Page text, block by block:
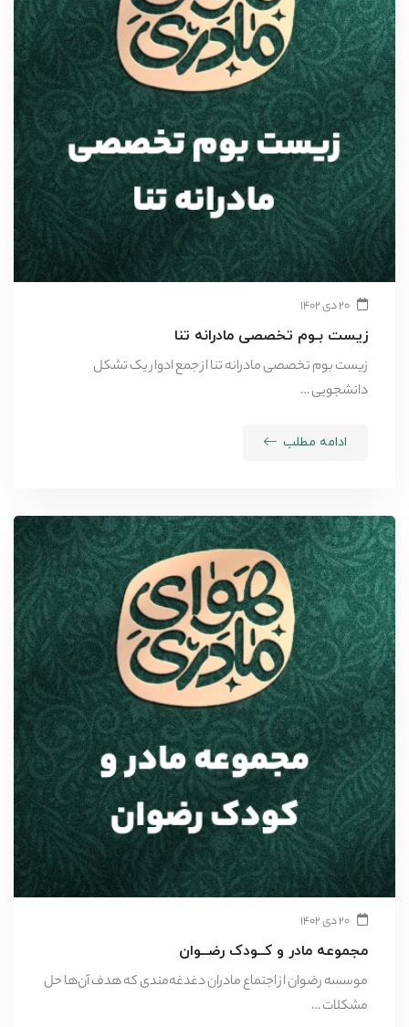
۲۰ دی ۱۴۰۲
زیست ‌بـوم تخصصی مادرانه تنا
زیست بوم تخصصی مادرانه تنا از جمع ادوار یک تشکل
دانشجویی …
ادامه مطلب
۲۰ دی ۱۴۰۲
مجموعه مادر و کــودک رضــوان
موسسه رضوان از اجتماع مادران دغدغه‌مندی که هدف آن‌ها حل
مشکلات …